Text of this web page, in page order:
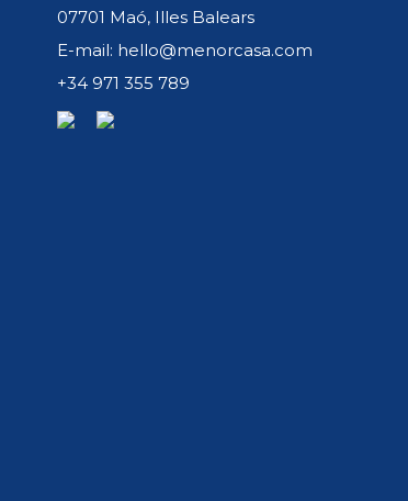
VENTE
220,000€
07701 Maó, Illes Balears
E-mail: hello@menorcasa.com
+34 971 355 789